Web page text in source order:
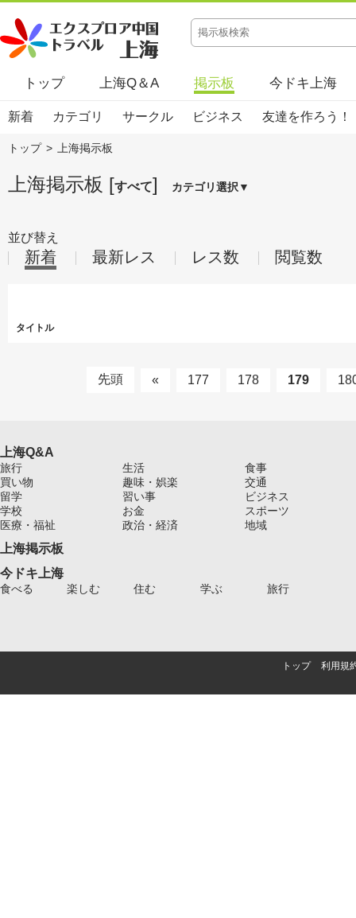
トップ 上海Q＆A 掲示板 今ドキ上海
新着 カテゴリ サークル ビジネス 友達を作ろう！
トップ > 上海掲示板
上海掲示板 [すべて] カテゴリ選択▼
並び替え
新着 最新レス レス数 閲覧数
タイトル
先頭 « 177 178 179
上海Q&A
旅行 生活
食事
買い物
趣味・娯楽
交通
留学
習い事
ビジネス
学校
お金
スポーツ
医療・福祉
政治・経済 地域
上海掲示板
今ドキ上海
食べる 楽しむ 住む 学ぶ 旅行
トップ 利用規